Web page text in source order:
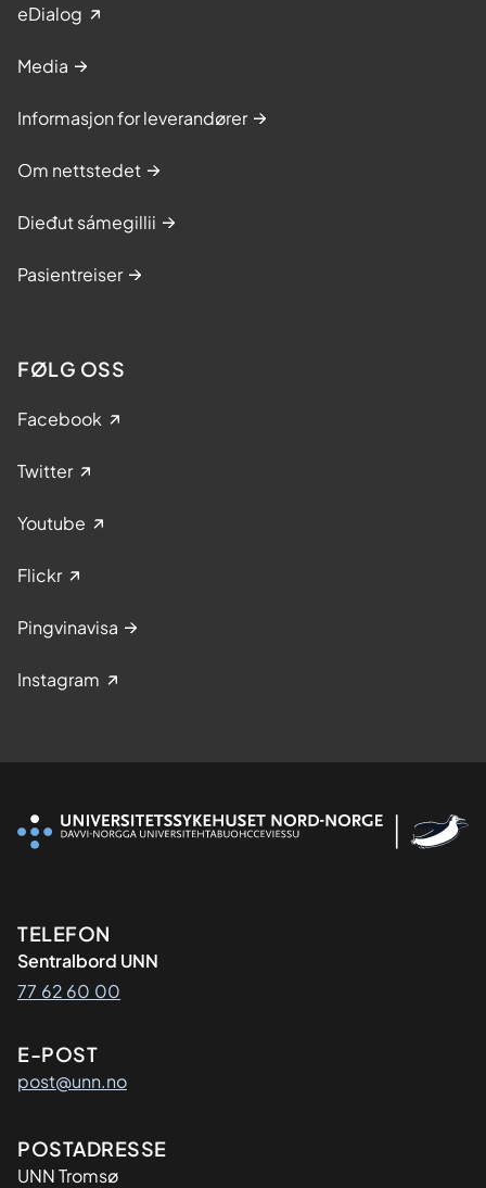
eDialog
Media
Informasjon for leverandører
Om nettstedet
Dieđut sámegillii
Pasientreiser
FØLG OSS
Facebook
Twitter
Youtube
Flickr
Pingvinavisa
Instagram
Kontaktinformasjon
TELEFON
Sentralbord UNN
77 62 60 00
E-POST
post@unn.no
Adresse
POSTADRESSE
UNN Tromsø